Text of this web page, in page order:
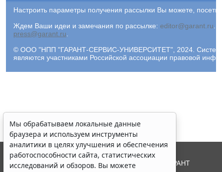
Настроить параметры получения рассылки Вы можете,
Ждем Ваши идеи и замечания по рассылке: editor@garant.ru.
press@garant.ru.
© ООО "НПП "ГАРАНТ-СЕРВИС-УНИВЕРСИТЕТ", 2024. Система
являются участниками Российской ассоциации правовой
Мы обрабатываем локальные данные
браузера и используем инструменты
аналитики в целях улучшения и обеспечения
работоспособности сайта, статистических
исследований и обзоров. Вы можете
© ООО "НПП "ГАРАНТ-СЕРВИС", 2026. Система ГАРАНТ